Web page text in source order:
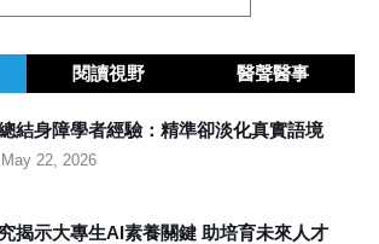
閱讀視野 醫聲醫事
結身障學者經驗：精準卻淡化真實語境
May 22, 2026
揭示大專生AI素養關鍵 助培育未來人才